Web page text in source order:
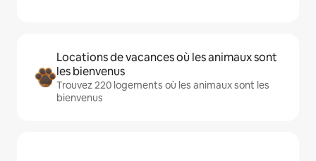
Locations de vacances où les animaux sont
les bienvenus
Trouvez 220 logements où les animaux sont les
bienvenus